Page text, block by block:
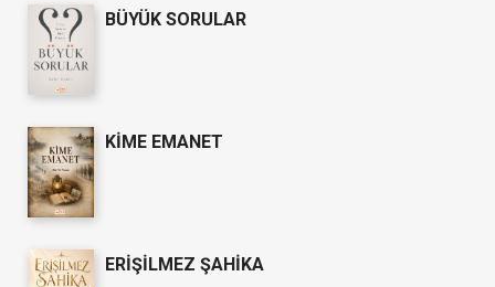
BÜYÜK SORULAR
KİME EMANET
ERİŞİLMEZ ŞAHİKA